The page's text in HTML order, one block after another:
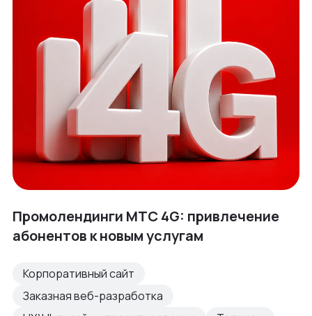
Промолендинги МТС 4G: привлечение
абонентов к новым услугам
Корпоративный сайт
Заказная веб-разработка